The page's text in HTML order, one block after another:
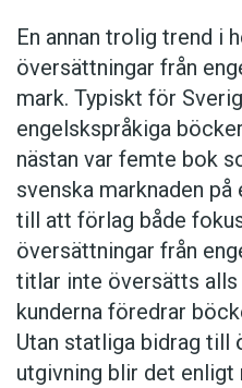
En annan trolig trend i
översättningar från
mark. Typiskt för
engelskspråkiga
nästan var femte bok
svenska marknaden på
till att förlag både
översättningar från
titlar inte översätts
kunderna föredrar
Utan statliga bidrag till
utgivning blir det